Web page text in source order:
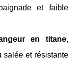
et faible
en titane,
salée et résistante